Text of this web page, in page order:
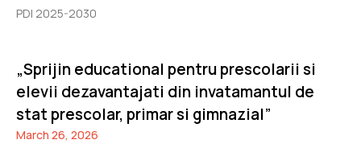
PDI 2025-2030
„Sprijin educational pentru prescolarii si
elevii dezavantajati din invatamantul de
stat prescolar, primar si gimnazial”
March 26, 2026